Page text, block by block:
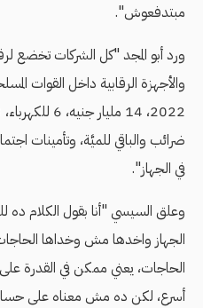
مبتدفعوش".
ورد أبو المجد "كل الشركات تخضع
والأجهزة الرقابية داخل القوات
ضرائب والباقي للميَّة، وتأمينات
في الجهاز".
وعلق السيسي "أنا بقول الكلام ده
الجهاز واخدها مش وخداها
الحاجات، يعني ممكن في القدرة على
أسرع، لكن ده مش معناه على حساب